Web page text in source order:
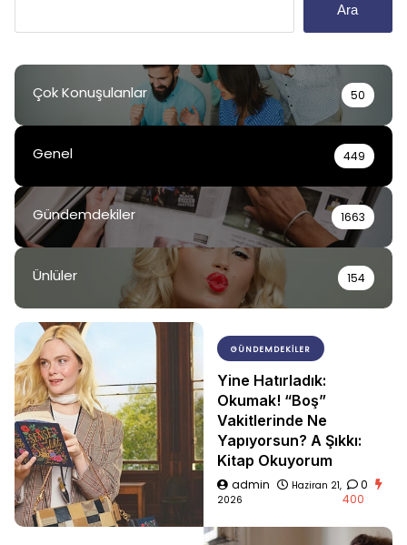
Ara
Çok Konuşulanlar 50
Genel 449
Gündemdekiler 1663
Ünlüler 154
GÜNDEMDEKILER
Yine Hatırladık:
Okumak! “Boş”
Vakitlerinde Ne
Yapıyorsun? A Şıkkı:
Kitap Okuyorum
admin
Haziran 21,
2026
0
400